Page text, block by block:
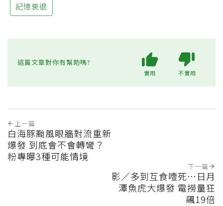
記憶衰退
這篇文章對你有幫助嗎?
實用 不實用
上一篇
白海豚颱風眼牆對流重新
爆發 到底會不會轉彎？
粉專曝3種可能情境
下一篇
影／多到互食噎死…日月
潭魚虎大爆發 電撈量狂
飆19倍